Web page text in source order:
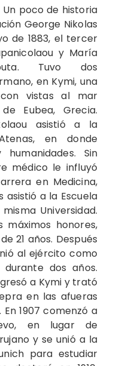
Un poco de historia
George Nikolas
de 1883, el tercer
y María
Tuvo dos
en Kymi, una
vistas al mar
Eubea, Grecia.
asistió a la
en donde
Sin
médico le influyó
en Medicina,
asistió a la Escuela
Universidad.
máximos honores,
21 años. Después
al ejército como
dos años.
a Kymi y trató
en las afueras
1907 comenzó a
en lugar de
y se unió a la
para estudiar